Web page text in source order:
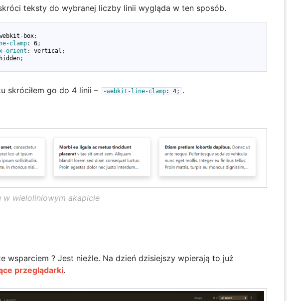
teksty do wybranej liczby linii wygląda w ten sposób.
box;
clamp: 6;
orient : vertical ;
hidden;
skróciłem go do 4 linii – -webkit-line-clamp: 4; .
w wieloliniowym akapicie
wsparciem ? Jest nieźle. Na dzień dzisiejszy wpierają to już
przeglądarki.